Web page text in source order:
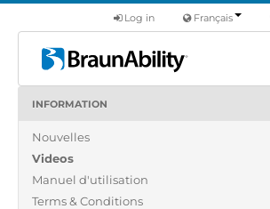
Français
Log in
Produits
Nous
INFORMATION
Nouvelles
Videos
Manuel d'utilisation
Terms & Conditions